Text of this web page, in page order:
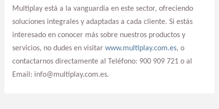
Multiplay está a la vanguardia en este sector, ofreciendo
soluciones integrales y adaptadas a cada cliente. Si estás
interesado en conocer más sobre nuestros productos y
servicios, no dudes en visitar www.multiplay.com.es, o
contactarnos directamente al Teléfono: 900 909 721 o al
Email: info@multiplay.com.es.